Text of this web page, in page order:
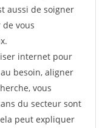
aussi de soigner
vous
internet pour
besoin, aligner
vous
du secteur sont
peut expliquer